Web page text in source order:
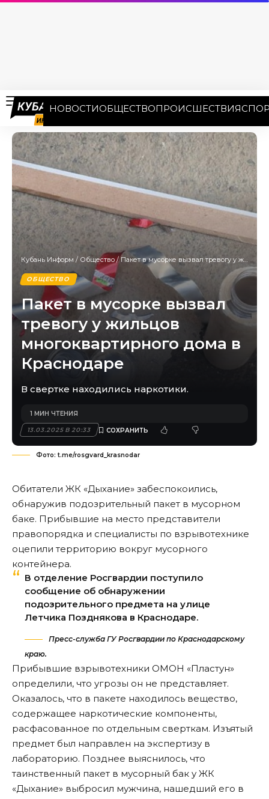
НОВОСТИОБЩЕСТВОПРОИСШЕСТВИЯ
Кубань Информ / Общество /Пакет в мусорке вызвал тревогу у жильцов многоквартирного дома в Краснодаре
ОБЩЕСТВО
Пакет в мусорке вызвал
тревогу у жильцов
многоквартирного дома в
Краснодаре
В свертке находились наркотики.
13.03.2025 В 20:33
1 МИН ЧТЕНИЯ
Фото: t.me/rosgvard_krasnodar
Обитатели ЖК «Дыхание» забеспокоились,
обнаружив подозрительный пакет в мусорном
баке. Прибывшие на место представители
правопорядка и специалисты по взрывотехнике
оцепили территорию вокруг мусорного
контейнера.
В отделение Росгвардии поступило
сообщение об обнаружении
подозрительного предмета на улице
Летчика Позднякова в Краснодаре.
Пресс-служба ГУ Росгвардии по Краснодарскому
краю.
Прибывшие взрывотехники ОМОН «Пластун»
определили, что угрозы он не представляет.
Оказалось, что в пакете находилось вещество,
содержащее наркотические компоненты,
расфасованное по отдельным сверткам. Изъятый
предмет был направлен на экспертизу в
лабораторию. Позднее выяснилось, что
таинственный пакет в мусорный бак у ЖК
«Дыхание» выбросил мужчина, нашедший его в